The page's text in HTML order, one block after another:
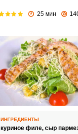
25 мин
ИНГРЕДИЕНТЫ
куриное филе, сыр